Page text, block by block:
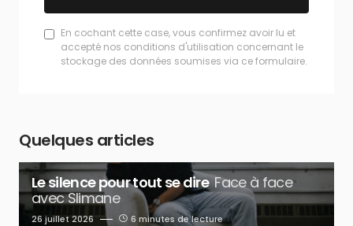
En cochant cette case, vous confirmez avoir lu et
accepté nos conditions d'utilisation concernant le
stockage des données soumises via ce formulaire.
Quelques articles
Le silence pour tout se dire Face à face
avec Slimane
26 juillet 2026 6 minutes de lecture